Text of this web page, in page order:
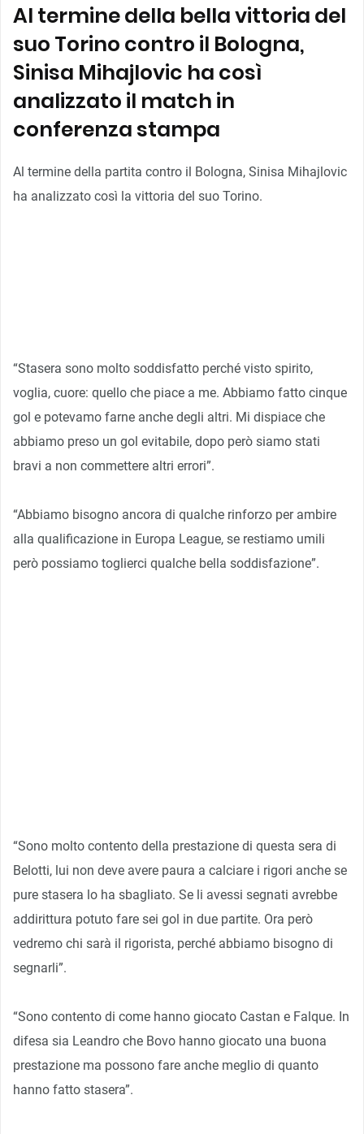
Al termine della bella vittoria del
suo Torino contro il Bologna,
Sinisa Mihajlovic ha così
analizzato il match in
conferenza stampa
Al termine della partita contro il Bologna, Sinisa Mihajlovic
ha analizzato così la vittoria del suo Torino.
“Stasera sono molto soddisfatto perché visto spirito,
voglia, cuore: quello che piace a me. Abbiamo fatto cinque
gol e potevamo farne anche degli altri. Mi dispiace che
abbiamo preso un gol evitabile, dopo però siamo stati
bravi a non commettere altri errori”.
“Abbiamo bisogno ancora di qualche rinforzo per ambire
alla qualificazione in Europa League, se restiamo umili
però possiamo toglierci qualche bella soddisfazione”.
“Sono molto contento della prestazione di questa sera di
Belotti, lui non deve avere paura a calciare i rigori anche se
pure stasera lo ha sbagliato. Se li avessi segnati avrebbe
addirittura potuto fare sei gol in due partite. Ora però
vedremo chi sarà il rigorista, perché abbiamo bisogno di
segnarli”.
“Sono contento di come hanno giocato Castan e Falque. In
difesa sia Leandro che Bovo hanno giocato una buona
prestazione ma possono fare anche meglio di quanto
hanno fatto stasera”.